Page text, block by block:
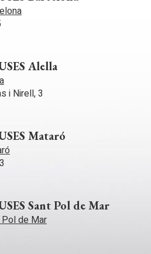
Catalana de Turismo y
Internacional de Fuegos
en el mes de Julio. Tranquila y
donde se encuentran algunas de las
Alella
i Nirell, 3
Mataró
Sant Pol de Mar
de Mar